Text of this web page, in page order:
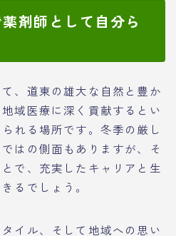
剤師として自分ら
、道東の雄大な自然と豊か
域医療に深く貢献するとい
れる場所です。冬季の厳し
はの側面もありますが、そ
で、充実したキャリアと生
るでしょう。
イル、そして地域への思い